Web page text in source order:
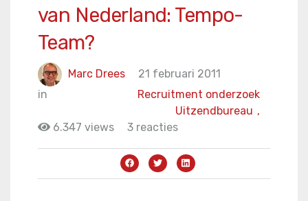
van Nederland: Tempo-
Team?
Marc Drees
21 februari 2011
in
Recruitment onderzoek
Uitzendbureau ,
6.347 views
3 reacties